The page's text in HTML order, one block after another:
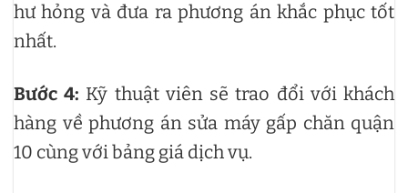
hư hỏng và đưa ra phương án khắc phục tốt
nhất.
Bước 4: Kỹ thuật viên sẽ trao đổi với khách
hàng về phương án sửa máy gấp chăn quận
10 cùng với bảng giá dịch vụ.